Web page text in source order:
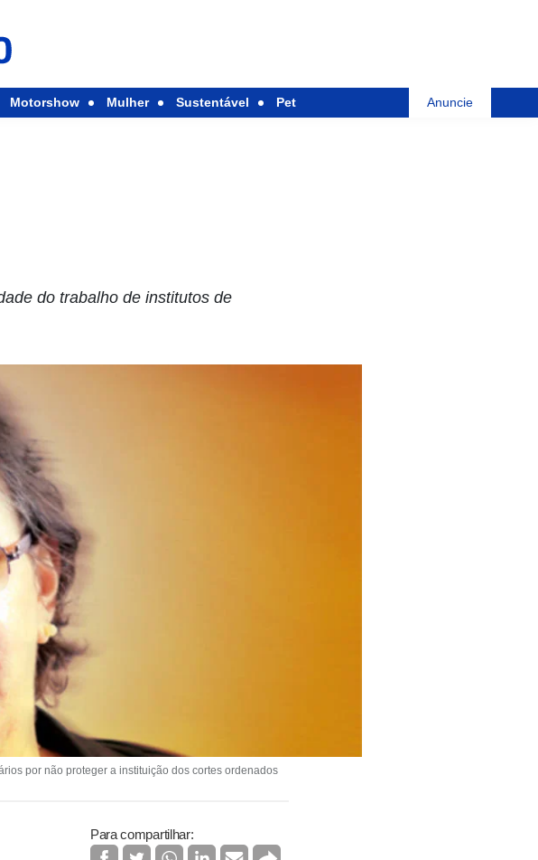
Motorshow Mulher Sustentável Pet Anuncie
do trabalho de institutos de
por não proteger a instituição dos cortes ordenados
Para compartilhar: